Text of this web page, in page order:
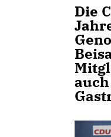
Die